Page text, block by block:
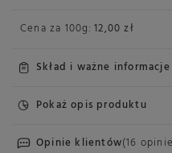
Cena za 100g: 12,00 zł
Skład i ważne
Pokaż opis produktu
Opinie klientów(16